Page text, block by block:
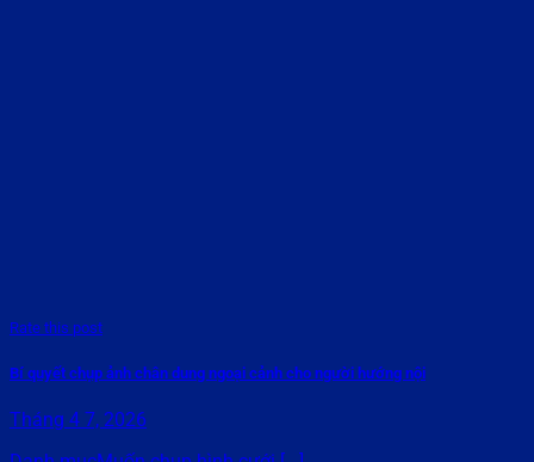
Rate this post
Bí quyết chụp ảnh chân dung ngoại cảnh cho người hướng nội
Tháng 4 7, 2026